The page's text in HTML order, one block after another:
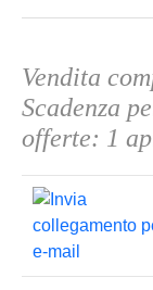
Vendita
Scadenza
offerte: 1